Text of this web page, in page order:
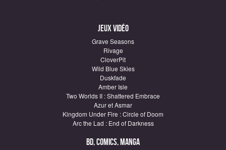
Jeux vidéo
Grave Seasons
Rivage
CloverPit
Wild Blue Skies
Duskfade
Amber Isle
Two Worlds II : Shattered Embrace
Azur et Asmar
Kingdom Under Fire : Circle of Doom
Arc the Lad : End of Darkness
BD, Comics, Manga